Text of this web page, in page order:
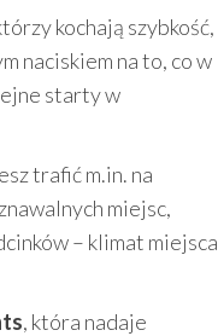
kochają szybkość,
naciskiem na to, co w
starty w
trafić m.in. na
miejsc,
– klimat miejsca
, która nadaje